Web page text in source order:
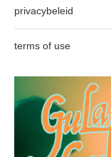
privacybeleid
terms of use